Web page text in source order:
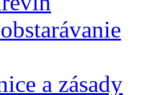
a zásady